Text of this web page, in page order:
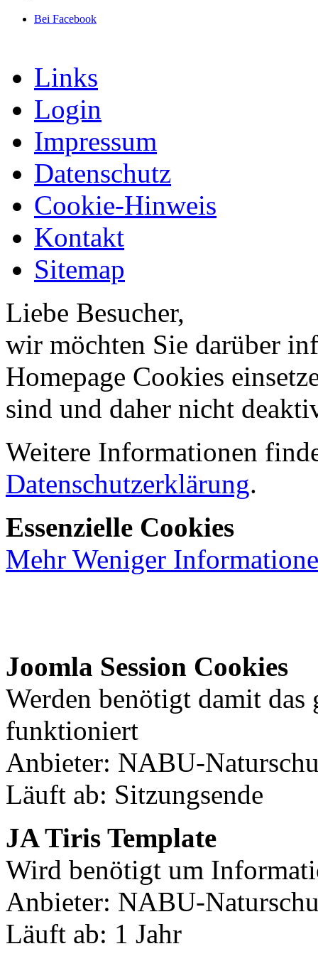
Bei Facebook
Links
Login
Impressum
Datenschutz
Cookie-Hinweis
Kontakt
Sitemap
Liebe Besucher,
wir möchten Sie darüber
Homepage Cookies
sind und daher nicht
Weitere Informationen
Datenschutzerklärung.
Essenzielle Cookies
Mehr Weniger
Joomla Session Cookies
Werden benötigt damit
funktioniert
Anbieter: NABU-
Läuft ab: Sitzungsende
JA Tiris Template
Wird benötigt um
Anbieter: NABU-
Läuft ab: 1 Jahr